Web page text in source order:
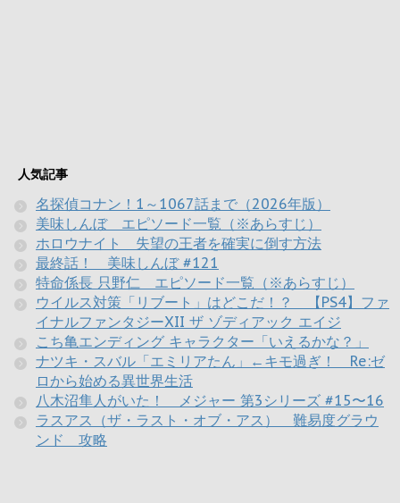
人気記事
名探偵コナン！1～1067話まで（2026年版）
美味しんぼ エピソード一覧（※あらすじ）
ホロウナイト 失望の王者を確実に倒す方法
最終話！ 美味しんぼ #121
特命係長 只野仁 エピソード一覧（※あらすじ）
ウイルス対策「リブート」はどこだ！？ 【PS4】ファ
イナルファンタジーXII ザ ゾディアック エイジ
こち亀エンディング キャラクター「いえるかな？」
ナツキ・スバル「エミリアたん」←キモ過ぎ！ Re:ゼ
ロから始める異世界生活
八木沼隼人がいた！ メジャー 第3シリーズ #15〜16
ラスアス（ザ・ラスト・オブ・アス） 難易度グラウ
ンド 攻略